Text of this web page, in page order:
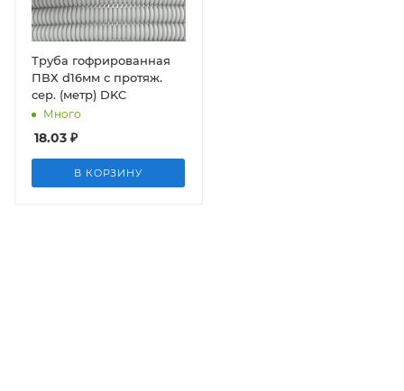
Труба гофрированная
ПВХ d16мм с протяж.
сер. (метр) DKC
Много
18.03 ₽
В КОРЗИНУ